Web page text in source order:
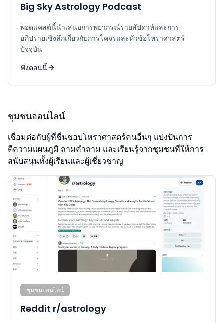
Big Sky Astrology Podcast
พอดแคสต์นี้นำเสนอการพยากรณ์รายสัปดาห์และการ
อภิปรายเชิงลึกเกี่ยวกับการโคจรและหัวข้อโหราศาสตร์
ปัจจุบัน
ฟังตอนนี้
ชุมชนออนไลน์
เชื่อมต่อกับผู้ที่ชื่นชอบโหราศาสตร์คนอื่นๆ แบ่งปันการ
ตีความแผนภูมิ ถามคำถาม และเรียนรู้จากชุมชนที่ให้การ
สนับสนุนทั้งผู้เรียนและผู้เชี่ยวชาญ
ชุมชนออนไลน์
Reddit r/astrology